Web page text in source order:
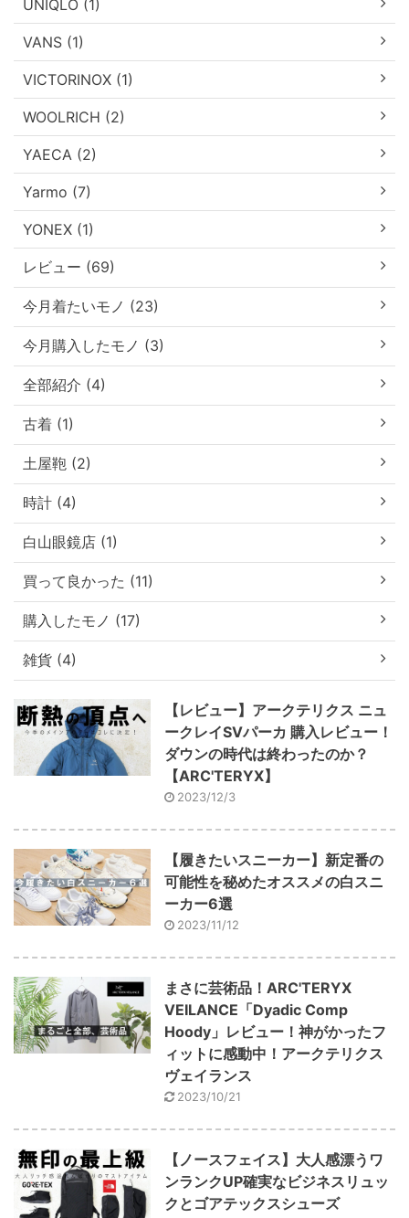
UNIQLO (1)
VANS (1)
VICTORINOX (1)
WOOLRICH (2)
YAECA (2)
Yarmo (7)
YONEX (1)
レビュー (69)
今月着たいモノ (23)
今月購入したモノ (3)
全部紹介 (4)
古着 (1)
土屋鞄 (2)
時計 (4)
白山眼鏡店 (1)
買って良かった (11)
購入したモノ (17)
雑貨 (4)
【レビュー】アークテリクス ニュ
ークレイSVパーカ 購入レビュー！
ダウンの時代は終わったのか？
【ARC'TERYX】
2023/12/3
【履きたいスニーカー】新定番の
可能性を秘めたオススメの白スニ
ーカー6選
2023/11/12
まさに芸術品！ARC'TERYX
VEILANCE「Dyadic Comp
Hoody」レビュー！神がかったフ
ィットに感動中！アークテリクス
ヴェイランス
2023/10/21
【ノースフェイス】大人感漂うワ
ンランクUP確実なビジネスリュッ
クとゴアテックスシューズ